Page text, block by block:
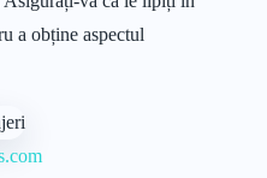
a obține aspectul